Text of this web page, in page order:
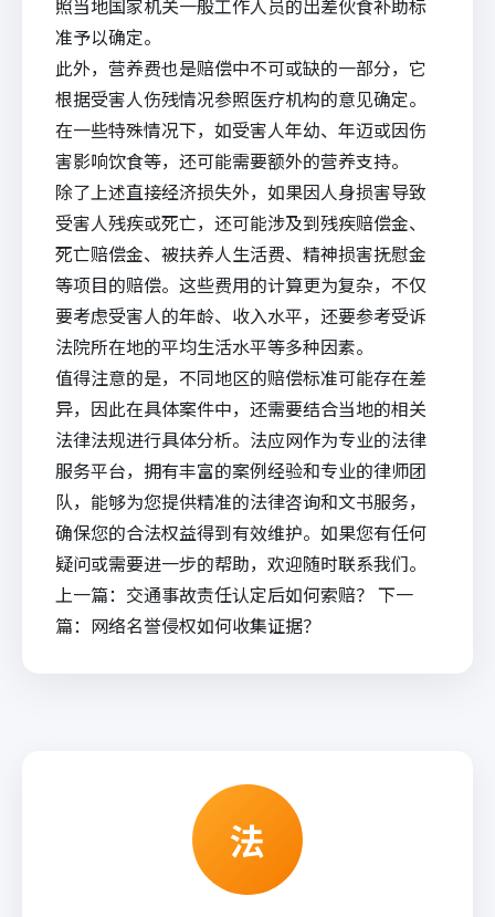
照当地国家机关一般工作人员的出差伙食补助标
准予以确定。
此外，营养费也是赔偿中不可或缺的一部分，它
根据受害人伤残情况参照医疗机构的意见确定。
在一些特殊情况下，如受害人年幼、年迈或因伤
害影响饮食等，还可能需要额外的营养支持。
除了上述直接经济损失外，如果因人身损害导致
受害人残疾或死亡，还可能涉及到残疾赔偿金、
死亡赔偿金、被扶养人生活费、精神损害抚慰金
等项目的赔偿。这些费用的计算更为复杂，不仅
要考虑受害人的年龄、收入水平，还要参考受诉
法院所在地的平均生活水平等多种因素。
值得注意的是，不同地区的赔偿标准可能存在差
异，因此在具体案件中，还需要结合当地的相关
法律法规进行具体分析。 法应网作为专业的法律
服务平台，拥有丰富的案例经验和专业的律师团
队，能够为您提供精准的法律咨询和文书服务，
确保您的合法权益得到有效维护。如果您有任何
疑问或需要进一步的帮助，欢迎随时联系我们。
上一篇： 交通事故责任认定后如何索赔？ 下一
篇： 网络名誉侵权如何收集证据？
法